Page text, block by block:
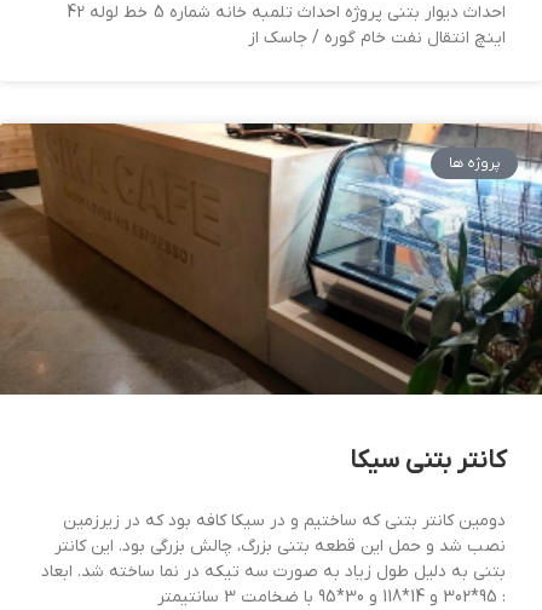
احداث دیوار بتنی پروژه احداث تلمبه خانه شماره 5 خط لوله 42
اینچ انتقال نفت خام گوره / جاسک از
پروژه ها
کانتر بتنی سیکا
دومین کانتر بتنی که ساختیم و در سیکا کافه بود که در زیرزمین
نصب شد و حمل این قطعه بتنی بزرگ، چالش بزرگی بود. این کانتر
بتنی به دلیل طول زیاد به صورت سه تیکه در نما ساخته شد. ابعاد
: 95*302 و 14*118 و 30*95 با ضخامت 3 سانتیمتر